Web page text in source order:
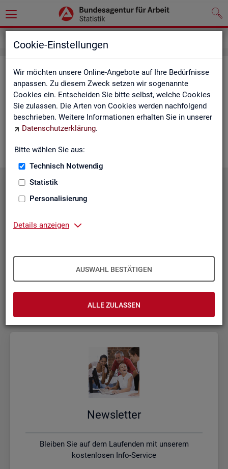
Cookie-Einstellungen
Wir möchten unsere Online-Angebote auf Ihre Bedürfnisse
anpassen. Zu diesem Zweck setzen wir sogenannte
Cookies ein. Entscheiden Sie bitte selbst, welche Cookies
Sie zulassen. Die Arten von Cookies werden nachfolgend
beschrieben. Weitere Informationen erhalten Sie in unserer
Datenschutzerklärung.
Bitte wählen Sie aus:
Technisch Notwendig
Statistik
Personalisierung
Details anzeigen
AUSWAHL BESTÄTIGEN
ALLE ZULASSEN
Ser­vice
Die Sta­tis­tik derBAbie­tet ein brei­tes An­ge­bot an Pro­duk­ten
und Son­der­aus­wer­tung (nachBe­darf). Haben Sie Fra­gen,
einen spe­zi­el­len Da­ten­wunsch oder möch­ten uns ein Feed­
back zu un­se­ren Pro­duk­ten geben, dann schau­en Sie auf den
Kon­takt, Feed­back und Kri­tik
News­let­ter
Bleiben Sie auf dem Laufenden mit unserem
kostenlosen Info-Service